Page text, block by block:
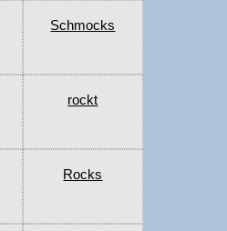
Schmocks
rockt
Rocks